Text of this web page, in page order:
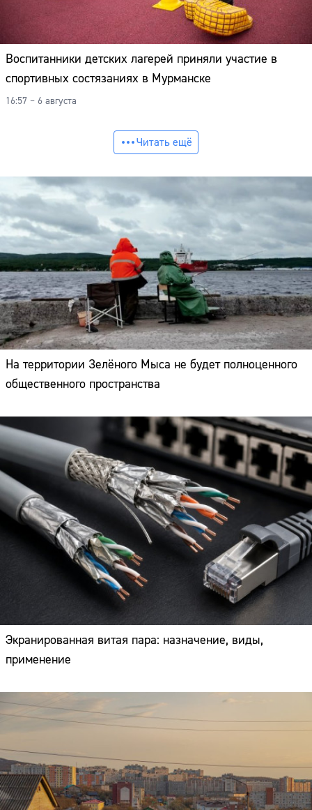
Воспитанники детских лагерей приняли участие в
спортивных состязаниях в Мурманске
16:57 – 6 августа
Читать ещё
На территории Зелёного Мыса не будет полноценного
общественного пространства
Экранированная витая пара: назначение, виды,
применение